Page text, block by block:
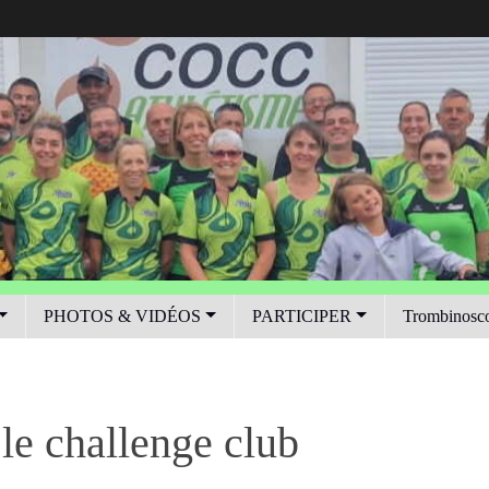
PHOTOS & VIDÉOS PARTICIPER
challenge club